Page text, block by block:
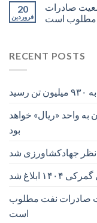
20
فروردین
وضعیت صادرات
مطلوب است
RECENT POSTS
به واحد «ریال» خواهد
بود
نظر جهادکشاورزی شد
ابلاغ شد
صادرات نفت مطلوب
است